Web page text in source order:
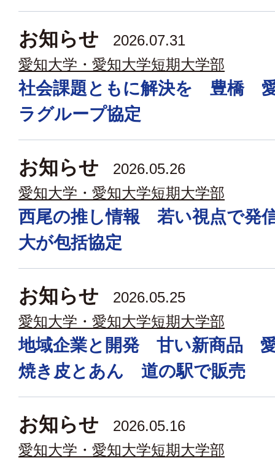
お知らせ
2026.07.31
愛知大学・愛知大学短期大学部
社会課題ともに解決を 豊橋
ラグループ協定
お知らせ
2026.05.26
愛知大学・愛知大学短期大学部
西尾の推し情報 若い視点で発
大が包括協定
お知らせ
2026.05.25
愛知大学・愛知大学短期大学部
地域企業と開発 甘い新商品
焼き皮とあん 道の駅で販売
お知らせ
2026.05.16
愛知大学・愛知大学短期大学部